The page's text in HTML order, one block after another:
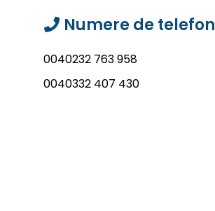
Numere de telefon
0040232 763 958
0040332 407 430